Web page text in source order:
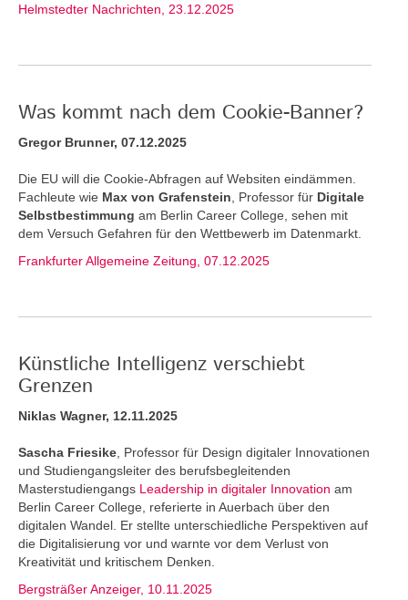
Helmstedter Nachrichten, 23.12.2025
Was kommt nach dem Cookie-Banner?
Gregor Brunner, 07.12.2025
Die EU will die Cookie-Abfragen auf Websiten eindämmen.
Fachleute wie Max von Grafenstein , Professor für Digitale
Selbstbestimmung am Berlin Career College, sehen mit
dem Versuch Gefahren für den Wettbewerb im Datenmarkt.
Frankfurter Allgemeine Zeitung, 07.12.2025
Künstliche Intelligenz verschiebt
Grenzen
Niklas Wagner, 12.11.2025
Sascha Friesike , Professor für Design digitaler Innovationen
und Studiengangsleiter des berufsbegleitenden
Masterstudiengangs Leadership in digitaler Innovation am
Berlin Career College, referierte in Auerbach über den
digitalen Wandel. Er stellte unterschiedliche Perspektiven auf
die Digitalisierung vor und warnte vor dem Verlust von
Kreativität und kritischem Denken.
Bergsträßer Anzeiger, 10.11.2025